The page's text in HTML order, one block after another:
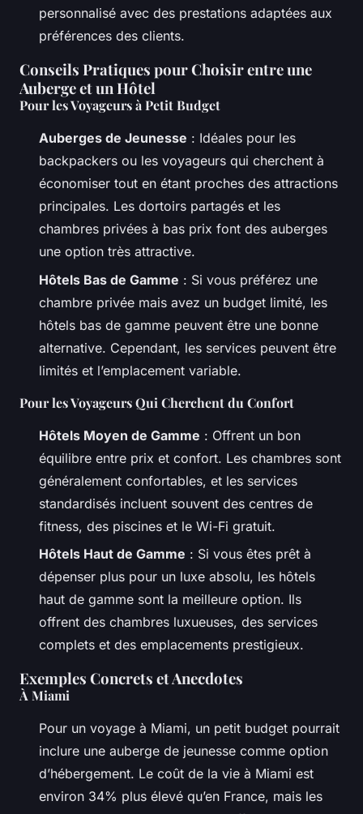
personnalisé avec des prestations adaptées aux
préférences des clients.
Conseils Pratiques pour Choisir entre une
Auberge et un Hôtel
Pour les Voyageurs à Petit Budget
Auberges de Jeunesse : Idéales pour les
backpackers ou les voyageurs qui cherchent à
économiser tout en étant proches des attractions
principales. Les dortoirs partagés et les
chambres privées à bas prix font des auberges
une option très attractive.
Hôtels Bas de Gamme : Si vous préférez une
chambre privée mais avez un budget limité, les
hôtels bas de gamme peuvent être une bonne
alternative. Cependant, les services peuvent être
limités et l’emplacement variable.
Pour les Voyageurs Qui Cherchent du Confort
Hôtels Moyen de Gamme : Offrent un bon
équilibre entre prix et confort. Les chambres sont
généralement confortables, et les services
standardisés incluent souvent des centres de
fitness, des piscines et le Wi-Fi gratuit.
Hôtels Haut de Gamme : Si vous êtes prêt à
dépenser plus pour un luxe absolu, les hôtels
haut de gamme sont la meilleure option. Ils
offrent des chambres luxueuses, des services
complets et des emplacements prestigieux.
Exemples Concrets et Anecdotes
À Miami
Pour un voyage à Miami, un petit budget pourrait
inclure une auberge de jeunesse comme option
d’hébergement. Le coût de la vie à Miami est
environ 34% plus élevé qu’en France, mais les